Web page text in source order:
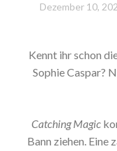
Dezember 10,
Kennt ihr schon
Sophie Caspar?
Catching Magic
Bann ziehen. Eine